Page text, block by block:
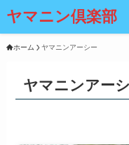
ヤマニン倶楽部
ホーム ヤマニンアーシー
ヤマニンアー